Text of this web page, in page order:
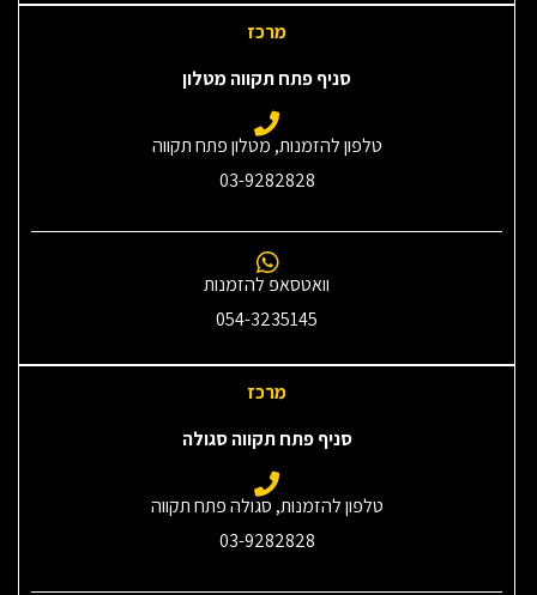
מרכז
סניף פתח תקווה מטלון
טלפון להזמנות, מטלון פתח תקווה
03-9282828
וואטסאפ להזמנות
054-3235145‎
מרכז
סניף פתח תקווה סגולה
טלפון להזמנות, סגולה פתח תקווה
03-9282828